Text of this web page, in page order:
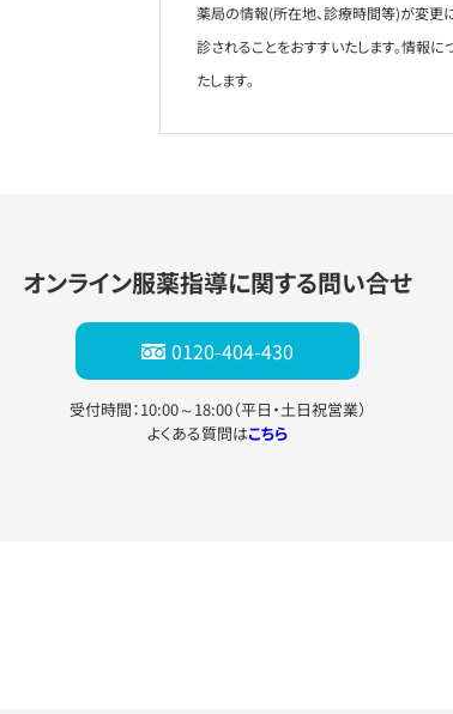
薬局の情報(所在地、診療時間等)が変更
診されることをおすすいたします。情報
たします。
オンライン服薬指導に関する問い合せ
0120-404-430
受付時間：10:00～18:00（平日・土日祝営業）
よくある質問はこちら